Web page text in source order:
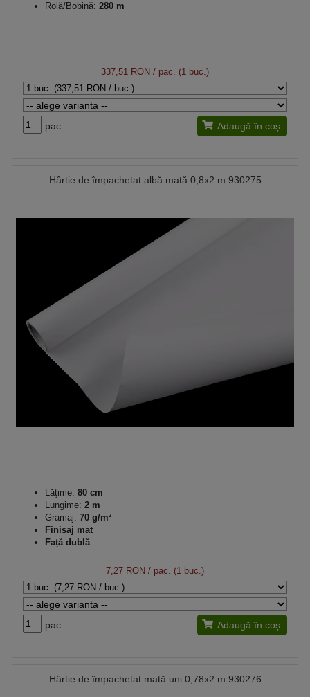
Rolă/Bobină: 280 m
337,51 RON / pac. (1 buc.)
pac. Adaugă în coș
Hârtie de împachetat albă mată 0,8x2 m 930275
Lăţime: 80 cm
Lungime: 2 m
Gramaj: 70 g/m²
Finisaj mat
Față dublă
7,27 RON / pac. (1 buc.)
pac. Adaugă în coș
Hârtie de împachetat mată uni 0,78x2 m 930276